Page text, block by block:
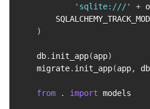
'sqlite:///'
+
)
    db
. init_app(app)
    migrate
. init_app(app, db
from . import models